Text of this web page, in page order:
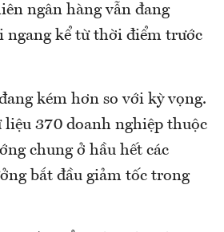
ngân hàng vẫn đang
ngang kể từ thời điểm trước
kém hơn so với kỳ vọng.
liệu 370 doanh nghiệp thuộc
chung ở hầu hết các
bắt đầu giảm tốc trong